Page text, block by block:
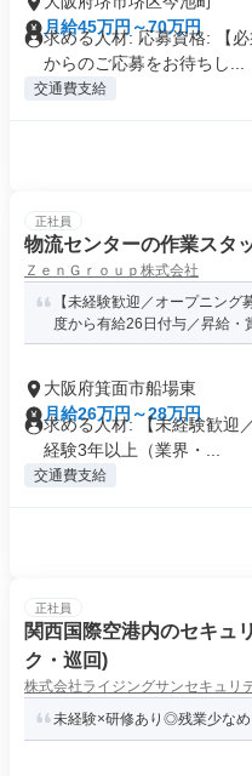
月給45万円～70万円
求める人材: 応募資格: 【
からのご応募をお待ちし...
交通費支給
正社員
物流センターの作業スタ
ＺｅｎＧｒｏｕｐ株式会社
【未経験歓迎／オープニン
度から有給26日付与／昇給・
大阪府箕面市船場東
月給26万円～28万円
求める人材: 【未経験歓迎
経験3年以上（業界・...
交通費支給
正社員
関⻄国際空港内のセキュ
ク・巡回)
株式会社ライジングサンセキュリ
未経験×研修あり◎残業少な